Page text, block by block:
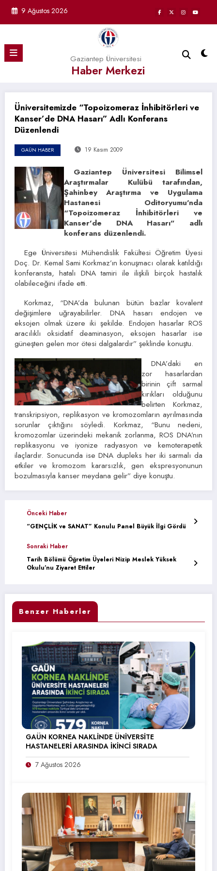
9 Ağustos 2026
Gaziantep Üniversitesi
Haber Merkezi
Üniversitemizde “Topoizomeraz İnhibitörleri ve
Kanser’de DNA Hasarı” Adlı Konferans
Düzenlendi
GAÜN HABER 19 Kasım 2009
Gaziantep Üniversitesi Bilimsel
Araştırmalar Kulübü tarafından,
Şahinbey Araştırma ve Uygulama
Hastanesi Oditoryumu’nda
“Topoizomeraz İnhibitörleri ve
Kanser’de DNA Hasarı” adlı
konferans düzenlendi.
Ege Üniversitesi Mühendislik Fakültesi Öğretim Üyesi
Doç. Dr. Kemal Sami Korkmaz’ın konuşmacı olarak katıldığı
konferansta, hatalı DNA tamiri ile ilişkili birçok hastalık
olabileceğini ifade etti.
Korkmaz, “DNA’da bulunan bütün bazlar kovalent
değişimlere uğrayabilirler. DNA hasarı endojen ve
eksojen olmak üzere iki şekilde. Endojen hasarlar ROS
aracılıklı oksidatif deaminasyon, eksojen hasarlar ise
güneşten gelen mor ötesi dalgalardır” şeklinde konuştu.
DNA’daki en
zor hasarlardan
birinin çift sarmal
kırıkları olduğunu
belirten Korkmaz,
transkripsiyon, replikasyon ve kromozomların ayrılmasında
sorunlar çıktığını söyledi. Korkmaz, “Bunu nedeni,
kromozomlar üzerindeki mekanik zorlanma, ROS DNA’nın
replikasyonu ve iyonize radyasyon ve kemoterapetik
ilaçlardır. Sonucunda ise DNA dupleks her iki sarmalı da
etkiler ve kromozom kararsızlık, gen ekspresyonunun
bozulmasıyla kanser meydana gelir” diye konuştu.
Önceki Haber
“GENÇLİK ve SANAT” Konulu Panel Büyük İlgi Gördü
Sonraki Haber
Tarih Bölümü Öğretim Üyeleri Nizip Meslek Yüksek
Okulu’nu Ziyaret Ettiler
Benzer Haberler
GAÜN KORNEA NAKLİNDE ÜNİVERSİTE
HASTANELERİ ARASINDA İKİNCİ SIRADA
7 Ağustos 2026